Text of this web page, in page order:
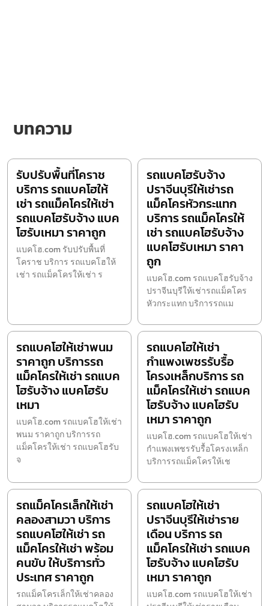
บทความ
รับปรับพื้นที่โคราช
บริการ รถแบคโฮให้
เช่า รถแม็คโครให้เช่า
รถแบคโฮรับจ้าง แบค
โฮรับเหมา ราคาถูก
แบคโฮ.com รับปรับพื้นที่
โคราช บริการ รถแบคโฮให้
เช่า รถแม็คโครให้เช่า ร
รถแบคโฮรับจ้าง
ปราจีนบุรีให้เช่ารถ
แม็คโครหัวกระแทก
บริการ รถแม็คโครให้
เช่า รถแบคโฮรับจ้าง
แบคโฮรับเหมา ราคา
ถูก
แบคโฮ.com รถแบคโฮรับจ้าง
ปราจีนบุรีให้เช่ารถแม็คโคร
หัวกระแทก บริการรถแม
รถแบคโฮให้เช่าพนม
ราคาถูก บริการรถ
แม็คโครให้เช่า รถแบค
โฮรับจ้าง แบคโฮรับ
เหมา
แบคโฮ.com รถแบคโฮให้เช่า
พนม ราคาถูก บริการรถ
แม็คโครให้เช่า รถแบคโฮรับ
จ
รถแบคโฮให้เช่า
กำแพงเพชรรับรื้อ
โครงเหล็กบริการ รถ
แม็คโครให้เช่า รถแบค
โฮรับจ้าง แบคโฮรับ
เหมา ราคาถูก
แบคโฮ.com รถแบคโฮให้เช่า
กำแพงเพชรรับรื้อโครงเหล็ก
บริการรถแม็คโครให้เช
รถแม็คโครเล็กให้เช่า
คลองสามวา บริการ
รถแบคโฮให้เช่า รถ
แม็คโครให้เช่า พร้อม
คนขับ ให้บริการทั่ว
ประเทศ ราคาถูก
รถแม็คโครเล็กให้เช่าคลอง
รถแบคโฮให้เช่า
ปราจีนบุรีให้เช่าราย
เดือน บริการ รถ
แม็คโครให้เช่า รถแบค
โฮรับจ้าง แบคโฮรับ
เหมา ราคาถูก
แบคโฮ.com รถแบคโฮให้เช่า